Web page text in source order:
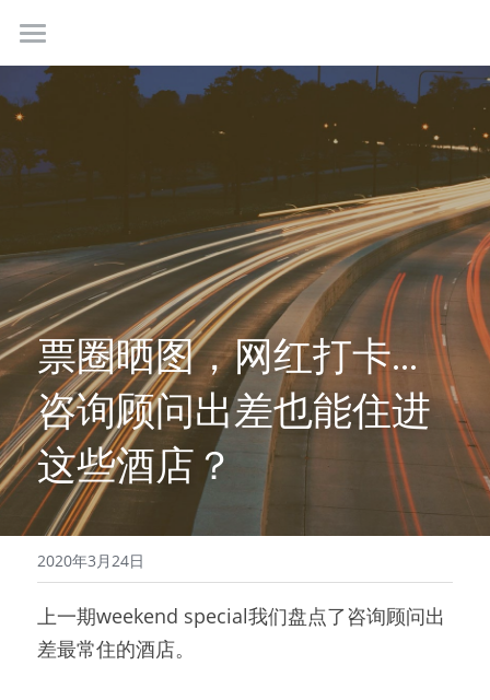
首页
学生社群
联系我们
免费咨询
票圈晒图，网红打卡...
咨询顾问出差也能住进
这些酒店？
2020年3月24日
上一期weekend special我们盘点了咨询顾问出
差最常住的酒店。